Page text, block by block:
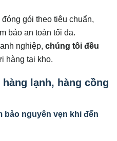
gói theo tiêu chuẩn,
bảo an toàn tối đa.
nghiệp, chúng tôi đều
hàng tại kho.
lạnh, hàng cồng
bảo nguyên vẹn khi đến